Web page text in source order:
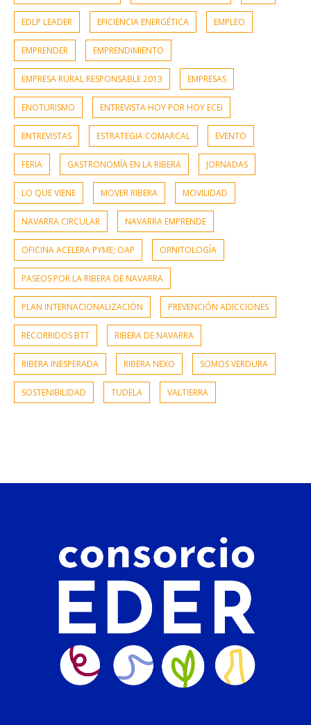
EDLP LEADER EFICIENCIA ENERGÉTICA EMPLEO
EMPRENDER EMPRENDIMIENTO
EMPRESA RURAL RESPONSABLE 2013 EMPRESAS
ENOTURISMO ENTREVISTA HOY POR HOY ECEI
ENTREVISTAS ESTRATEGIA COMARCAL EVENTO
FERIA GASTRONOMÍA EN LA RIBERA JORNADAS
LO QUE VIENE MOVER RIBERA MOVILIDAD
NAVARRA CIRCULAR NAVARRA EMPRENDE
OFICINA ACELERA PYME; OAP ORNITOLOGÍA
PASEOS POR LA RIBERA DE NAVARRA
PLAN INTERNACIONALIZACIÓN PREVENCIÓN ADICCIONES
RECORRIDOS BTT RIBERA DE NAVARRA
RIBERA INESPERADA RIBERA NEXO SOMOS VERDURA
SOSTENIBILIDAD TUDELA VALTIERRA